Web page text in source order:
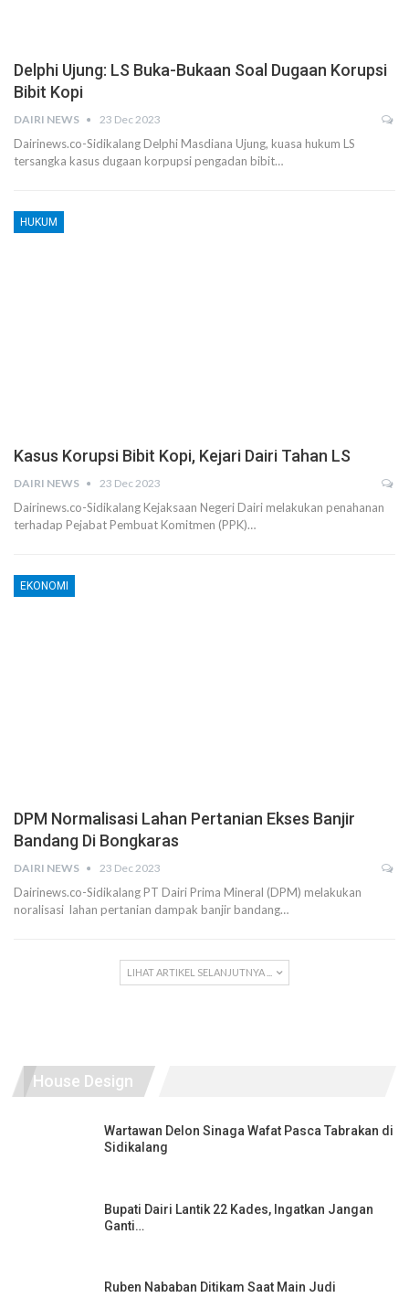
Delphi Ujung: LS Buka-Bukaan Soal Dugaan Korupsi
Bibit Kopi
DAIRI NEWS 23 Dec 2023
Dairinews.co-Sidikalang Delphi Masdiana Ujung, kuasa hukum LS
tersangka kasus dugaan korpupsi pengadan bibit…
HUKUM
Kasus Korupsi Bibit Kopi, Kejari Dairi Tahan LS
DAIRI NEWS 23 Dec 2023
Dairinews.co-Sidikalang Kejaksaan Negeri Dairi melakukan penahanan
terhadap Pejabat Pembuat Komitmen (PPK)…
EKONOMI
DPM Normalisasi Lahan Pertanian Ekses Banjir
Bandang Di Bongkaras
DAIRI NEWS 23 Dec 2023
Dairinews.co-Sidikalang PT Dairi Prima Mineral (DPM) melakukan
noralisasi lahan pertanian dampak banjir bandang…
LIHAT ARTIKEL SELANJUTNYA ...
House Design
Wartawan Delon Sinaga Wafat Pasca Tabrakan di
Sidikalang
Bupati Dairi Lantik 22 Kades, Ingatkan Jangan
Ganti…
Ruben Nababan Ditikam Saat Main Judi